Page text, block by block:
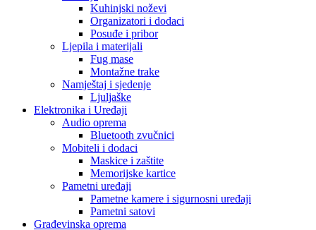
Kuhinjski noževi
Organizatori i dodaci
Posuđe i pribor
Ljepila i materijali
Fug mase
Montažne trake
Namještaj i sjedenje
Ljuljaške
Elektronika i Uređaji
Audio oprema
Bluetooth zvučnici
Mobiteli i dodaci
Maskice i zaštite
Memorijske kartice
Pametni uređaji
Pametne kamere i sigurnosni uređaji
Pametni satovi
Građevinska oprema